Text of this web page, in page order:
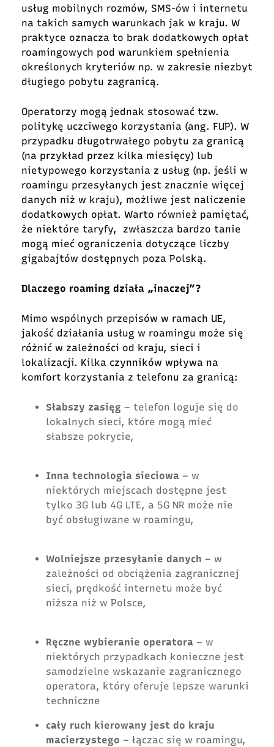
usług mobilnych rozmów, SMS-ów i internetu
na takich samych warunkach jak w kraju. W
praktyce oznacza to brak dodatkowych opłat
roamingowych pod warunkiem spełnienia
określonych kryteriów np. w zakresie niezbyt
długiego pobytu zagranicą.
Operatorzy mogą jednak stosować tzw.
politykę uczciwego korzystania (ang. FUP). W
przypadku długotrwałego pobytu za granicą
(na przykład przez kilka miesięcy) lub
nietypowego korzystania z usług (np. jeśli w
roamingu przesyłanych jest znacznie więcej
danych niż w kraju), możliwe jest naliczenie
dodatkowych opłat. Warto również pamiętać,
że niektóre taryfy, zwłaszcza bardzo tanie
mogą mieć ograniczenia dotyczące liczby
gigabajtów dostępnych poza Polską.
Dlaczego roaming działa „inaczej”?
Mimo wspólnych przepisów w ramach UE,
jakość działania usług w roamingu może się
różnić w zależności od kraju, sieci i
lokalizacji. Kilka czynników wpływa na
komfort korzystania z telefonu za granicą:
Słabszy zasięg – telefon loguje się do
lokalnych sieci, które mogą mieć
słabsze pokrycie,
Inna technologia sieciowa – w
niektórych miejscach dostępne jest
tylko 3G lub 4G LTE, a 5G NR może nie
być obsługiwane w roamingu,
Wolniejsze przesyłanie danych – w
zależności od obciążenia zagranicznej
sieci, prędkość internetu może być
niższa niż w Polsce,
Ręczne wybieranie operatora – w
niektórych przypadkach konieczne jest
samodzielne wskazanie zagranicznego
operatora, który oferuje lepsze warunki
techniczne
cały ruch kierowany jest do kraju
macierzystego – łączac się w roamingu,